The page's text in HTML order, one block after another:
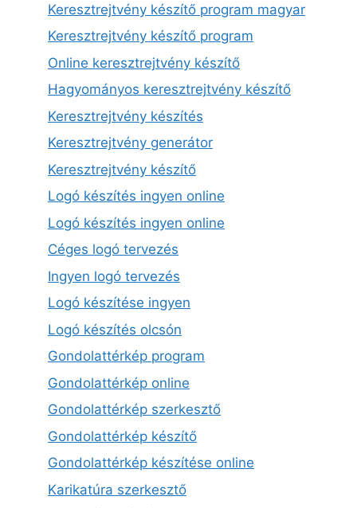
Keresztrejtvény készítő program magyar
Keresztrejtvény készítő program
Online keresztrejtvény készítő
Hagyományos keresztrejtvény készítő
Keresztrejtvény készítés
Keresztrejtvény generátor
Keresztrejtvény készítő
Logó készítés ingyen online
Logó készítés ingyen online
Céges logó tervezés
Ingyen logó tervezés
Logó készítése ingyen
Logó készítés olcsón
Gondolattérkép program
Gondolattérkép online
Gondolattérkép szerkesztő
Gondolattérkép készítő
Gondolattérkép készítése online
Karikatúra szerkesztő